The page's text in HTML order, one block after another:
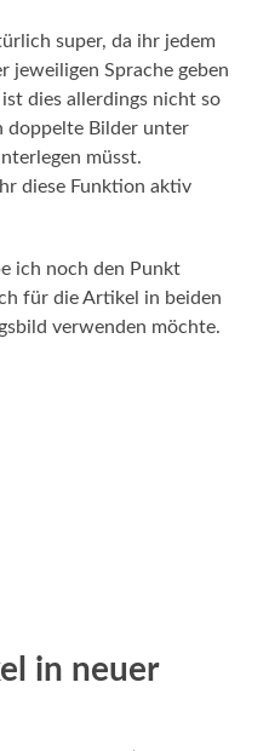
super, da ihr jedem
jeweiligen Sprache geben
dies allerdings nicht so
doppelte Bilder unter
müsst.
diese Funktion aktiv
ich noch den Punkt
für die Artikel in beiden
verwenden möchte.
in neuer